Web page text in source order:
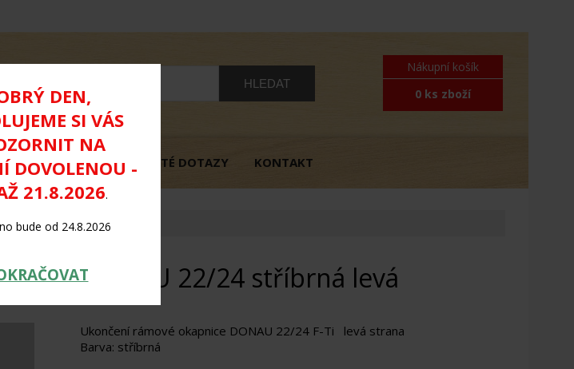
DEN,
SI VÁS
NA
DOVOLENOU -
21.8.2026.
bude od 24.8.2026
Nákupní košík
0 ks zboží
GDPR ČASTÉ DOTAZY KONTAKT
DONAU 22/24 stříbrná levá
Ukončení rámové okapnice DONAU 22/24 F-Ti levá strana
Barva: stříbrná